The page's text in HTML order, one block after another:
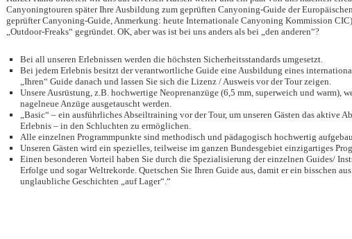
Canyoningtouren später Ihre Ausbildung zum geprüften Canyoning-Guide der
geprüfter Canyoning-Guide, Anmerkung: heute Internationale Canyoning Kommission
„Outdoor-Freaks“ gegründet. OK, aber was ist bei uns anders als bei „den anderen“?
Bei all unseren Erlebnissen werden die höchsten Sicherheitsstandards umgesetzt.
Bei jedem Erlebnis besitzt der verantwortliche Guide eine Ausbildung eines
„Ihren“ Guide danach und lassen Sie sich die Lizenz / Ausweis vor der Tour zeigen.
Unsere Ausrüstung, z.B. hochwertige Neoprenanzüge (6,5 mm, superweich und warm),
nagelneue Anzüge ausgetauscht werden.
„Basic“ – ein ausführliches Abseiltraining vor der Tour, um unseren Gästen das aktive
Erlebnis – in den Schluchten zu ermöglichen.
Alle einzelnen Programmpunkte sind methodisch und pädagogisch hochwertig
Unseren Gästen wird ein spezielles, teilweise im ganzen Bundesgebiet einzigartiges
Einen besonderen Vorteil haben Sie durch die Spezialisierung der einzelnen Guides/
Erfolge und sogar Weltrekorde. Quetschen Sie Ihren Guide aus, damit er ein bisschen
unglaubliche Geschichten „auf Lager“.“